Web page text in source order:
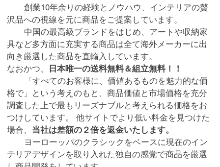
創業10年余りの経験とノウハウ、インテリアの贅
沢品への視線を元に商品をご提案しています。
中国の最高級ブランドをはじめ、アートや収納家
具など多方面に充実する商品は全て海外メーカーに出
向き厳選した商品を直輸入しています。
なおかつ、 日本唯一の送料無料＆組立無料！！
「すべてのお客様に、価値あるものを魅力的な価
格で」という考えのもと、商品価値と市場価格を充分
調査した上で最もリーズナブルと考えられる価格をお
つけしています。 他サイトでより低い料金を見つけた
場合、 当社は差額の２倍を返金いたします。
ヨーローッパのクラシックをベースに現在のイン
テリアデザインを取り入れた独自の感覚で商品を厳選